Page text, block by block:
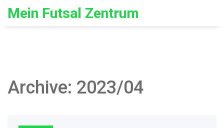
Mein Futsal Zentrum
Archive: 2023/04